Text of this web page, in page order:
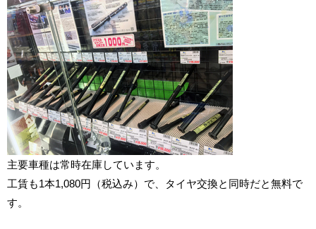
主要車種は常時在庫しています。
工賃も1本1,080円（税込み）で、タイヤ交換と同時だと無料で
す。